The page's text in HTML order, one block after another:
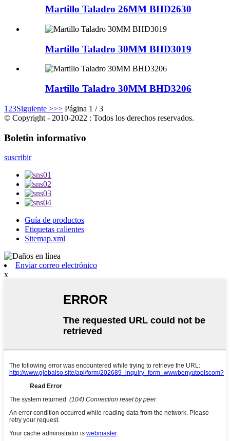
Martillo Taladro 26MM BHD2630
Martillo Taladro 30MM BHD3019
Martillo Taladro 30MM BHD3206
1 23Siguiente >>> Página 1 / 3
© Copyright - 2010-2022 : Todos los derechos reservados.
Boletin informativo
suscribir
Guía de productos
Etiquetas calientes
Sitemap.xml
Enviar correo electrónico
x